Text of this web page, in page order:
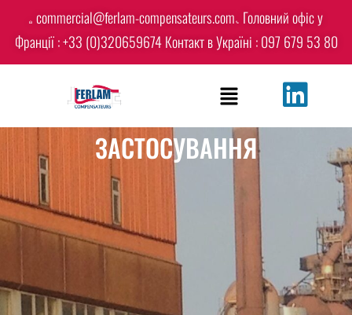
commercial@ferlam-compensateurs.com Головний офіс у
Франції : +33 (0)320659674Контакт в Україні : 097 679 53 80
ЗАСТОСУВАННЯ